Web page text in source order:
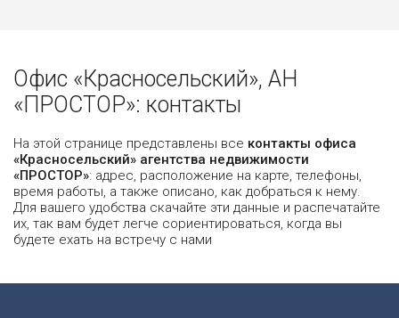
Офис «Красносельский», АН
«ПРОСТОР»: контакты
На этой странице представлены все контакты офиса
«Красносельский» агентства недвижимости
«ПРОСТОР»: адрес, расположение на карте, телефоны,
время работы, а также описано, как добраться к нему.
Для вашего удобства скачайте эти данные и распечатайте
их, так вам будет легче сориентироваться, когда вы
будете ехать на встречу с нами